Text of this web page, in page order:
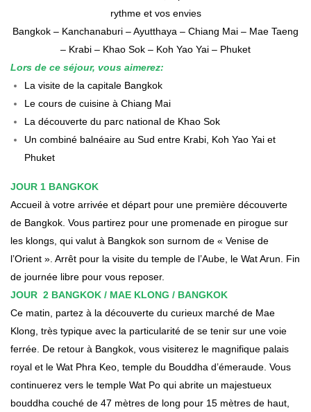
rythme et vos envies
Bangkok – Kanchanaburi – Ayutthaya – Chiang Mai – Mae Taeng
– Krabi – Khao Sok – Koh Yao Yai – Phuket
Lors de ce séjour, vous aimerez:
La visite de la capitale Bangkok
Le cours de cuisine à Chiang Mai
La découverte du parc national de Khao Sok
Un combiné balnéaire au Sud entre Krabi, Koh Yao Yai et
Phuket
JOUR 1 BANGKOK
Accueil à votre arrivée et départ pour une première découverte
de Bangkok. Vous partirez pour une promenade en pirogue sur
les klongs, qui valut à Bangkok son surnom de « Venise de
l’Orient ». Arrêt pour la visite du temple de l’Aube, le Wat Arun. Fin
de journée libre pour vous reposer.
JOUR 2 BANGKOK / MAE KLONG / BANGKOK
Ce matin, partez à la découverte du curieux marché de Mae
Klong, très typique avec la particularité de se tenir sur une voie
ferrée. De retour à Bangkok, vous visiterez le magnifique palais
royal et le Wat Phra Keo, temple du Bouddha d’émeraude. Vous
continuerez vers le temple Wat Po qui abrite un majestueux
bouddha couché de 47 mètres de long pour 15 mètres de haut,